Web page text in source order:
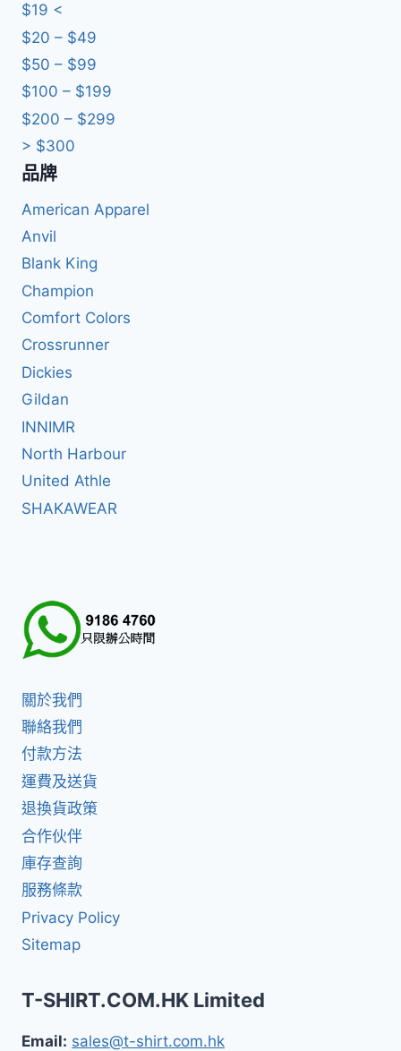
鍵
字:
$19 <
$20 – $49
$50 – $99
$100 – $199
$200 – $299
> $300
品牌
American Apparel
Anvil
Blank King
Champion
Comfort Colors
Crossrunner
Dickies
Gildan
INNIMR
North Harbour
United Athle
SHAKAWEAR
關於我們
聯絡我們
付款方法
運費及送貨
退換貨政策
合作伙伴
庫存查詢
服務條款
Privacy Policy
Sitemap
T-SHIRT.COM.HK Limited
Email: sales@t-shirt.com.hk